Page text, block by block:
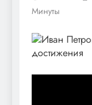
Минуты